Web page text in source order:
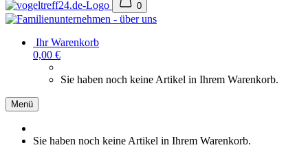
0
Ihr Warenkorb
0,00 €
Sie haben noch keine Artikel in Ihrem Warenkorb.
Menü
Sie haben noch keine Artikel in Ihrem Warenkorb.